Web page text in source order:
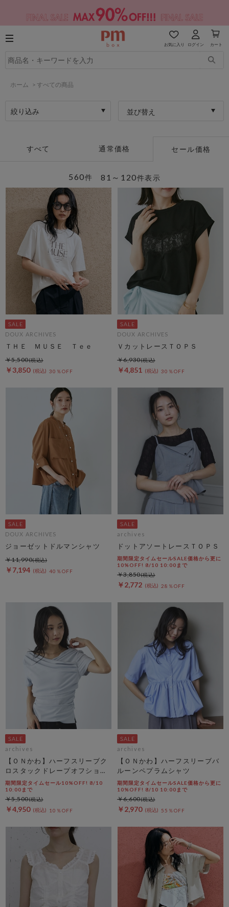
お気に入り ログイン カート
ホーム > すべての商品
絞り込み 並び替え
すべて 通常価格 セール価格
81～120件表示
560件
DOUX ARCHIVES
ＴＨＥ ＭＵＳＥ Ｔｅｅ
￥3,850 30％OFF
￥5,500
DOUX ARCHIVES
ＶカットレースＴＯＰＳ
￥4,851 30％OFF
￥6,930
DOUX ARCHIVES
ジョーゼットドルマンシャツ
￥7,194 40％OFF
￥11,990
archives
ドットアソートレースＴＯＰＳ
期間限定タイムセールSALE価格から更に
10%OFF! 8/10 10:00まで
￥2,772 28％OFF
￥3,850
archives
【ＯＮかわ】ハーフスリーブク
ロスタックドレープオフショル
ＴＯＰＳ
期間限定タイムセール10%OFF! 8/10
10:00まで
￥4,950 10％OFF
￥5,500
archives
【ＯＮかわ】ハーフスリーブバ
ルーンペプラムシャツ
期間限定タイムセールSALE価格から更に
10%OFF! 8/10 10:00まで
￥2,970 55％OFF
￥6,600